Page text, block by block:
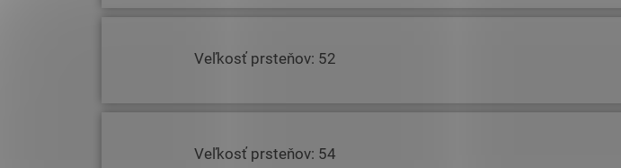
Veľkosť prsteňov: 52
Veľkosť prsteňov: 54